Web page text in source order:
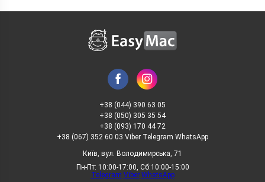
+38 (044) 390 63 05
+38 (050) 305 35 54
+38 (093) 170 44 72
+38 (067) 352 60 03 Viber Telegram WhatsApp
Київ, вул. Володимирська, 71
Пн-Пт: 10:00-17:00, Сб:10:00-15:00
Telegram Viber WhatsApp